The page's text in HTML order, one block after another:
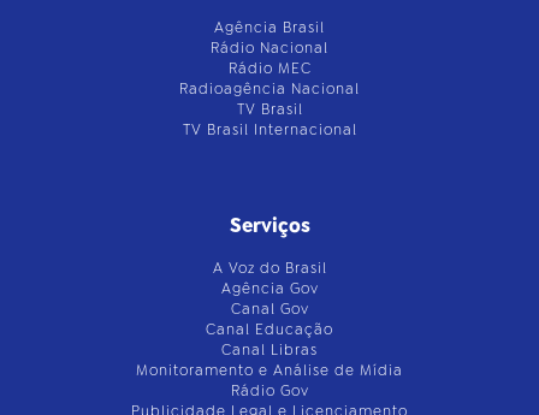
Agência Brasil
Rádio Nacional
Rádio MEC
Radioagência Nacional
TV Brasil
TV Brasil Internacional
Serviços
A Voz do Brasil
Agência Gov
Canal Gov
Canal Educação
Canal Libras
Monitoramento e Análise de Mídia
Rádio Gov